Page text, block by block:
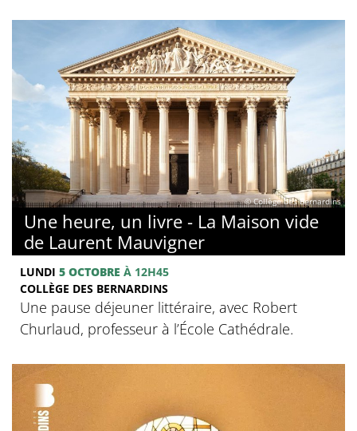
© Collège des Bernardins
Une heure, un livre - La Maison vide
de Laurent Mauvigner
LUNDI 5 OCTOBRE À 12H45
COLLÈGE DES BERNARDINS
Une pause déjeuner littéraire, avec Robert
Churlaud, professeur à l’École Cathédrale.